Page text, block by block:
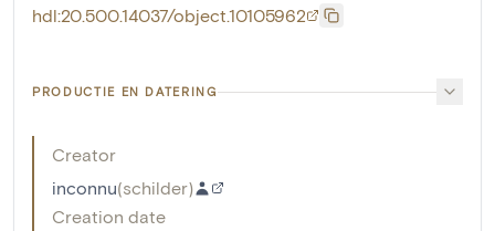
hdl:20.500.14037/object.10105962
PRODUCTIE EN DATERING
Creator
inconnu(schilder)
Creation date